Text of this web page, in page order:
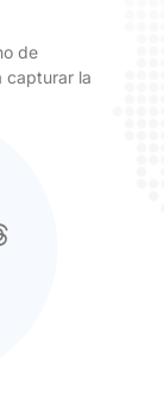
de
capturar la